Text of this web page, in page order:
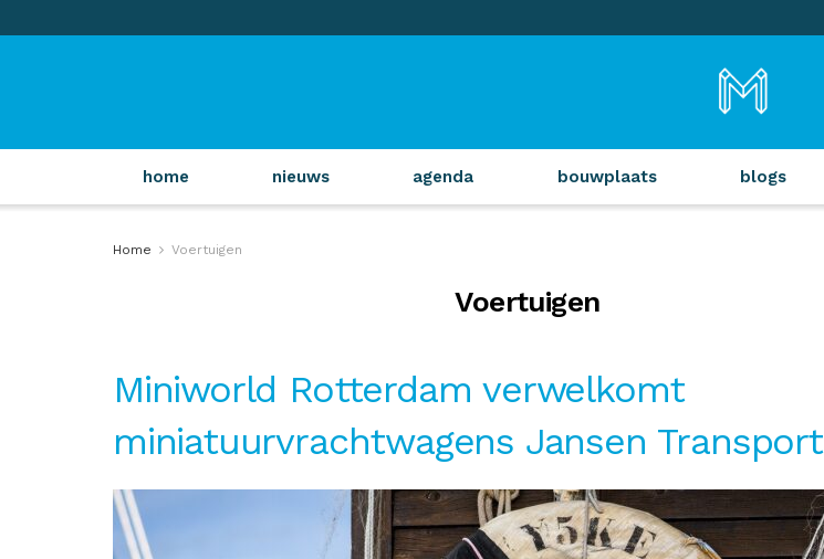
home nieuws agenda bouwplaats blogs
Home Voertuigen
Voertuigen
Miniworld Rotterdam verwelkomt
miniatuurvrachtwagens Jansen Transport